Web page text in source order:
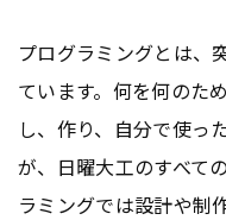
プログラミングとは、
ています。何を何のた
し、作り、自分で使っ
が、日曜大工のすべて
ラミングでは設計や制